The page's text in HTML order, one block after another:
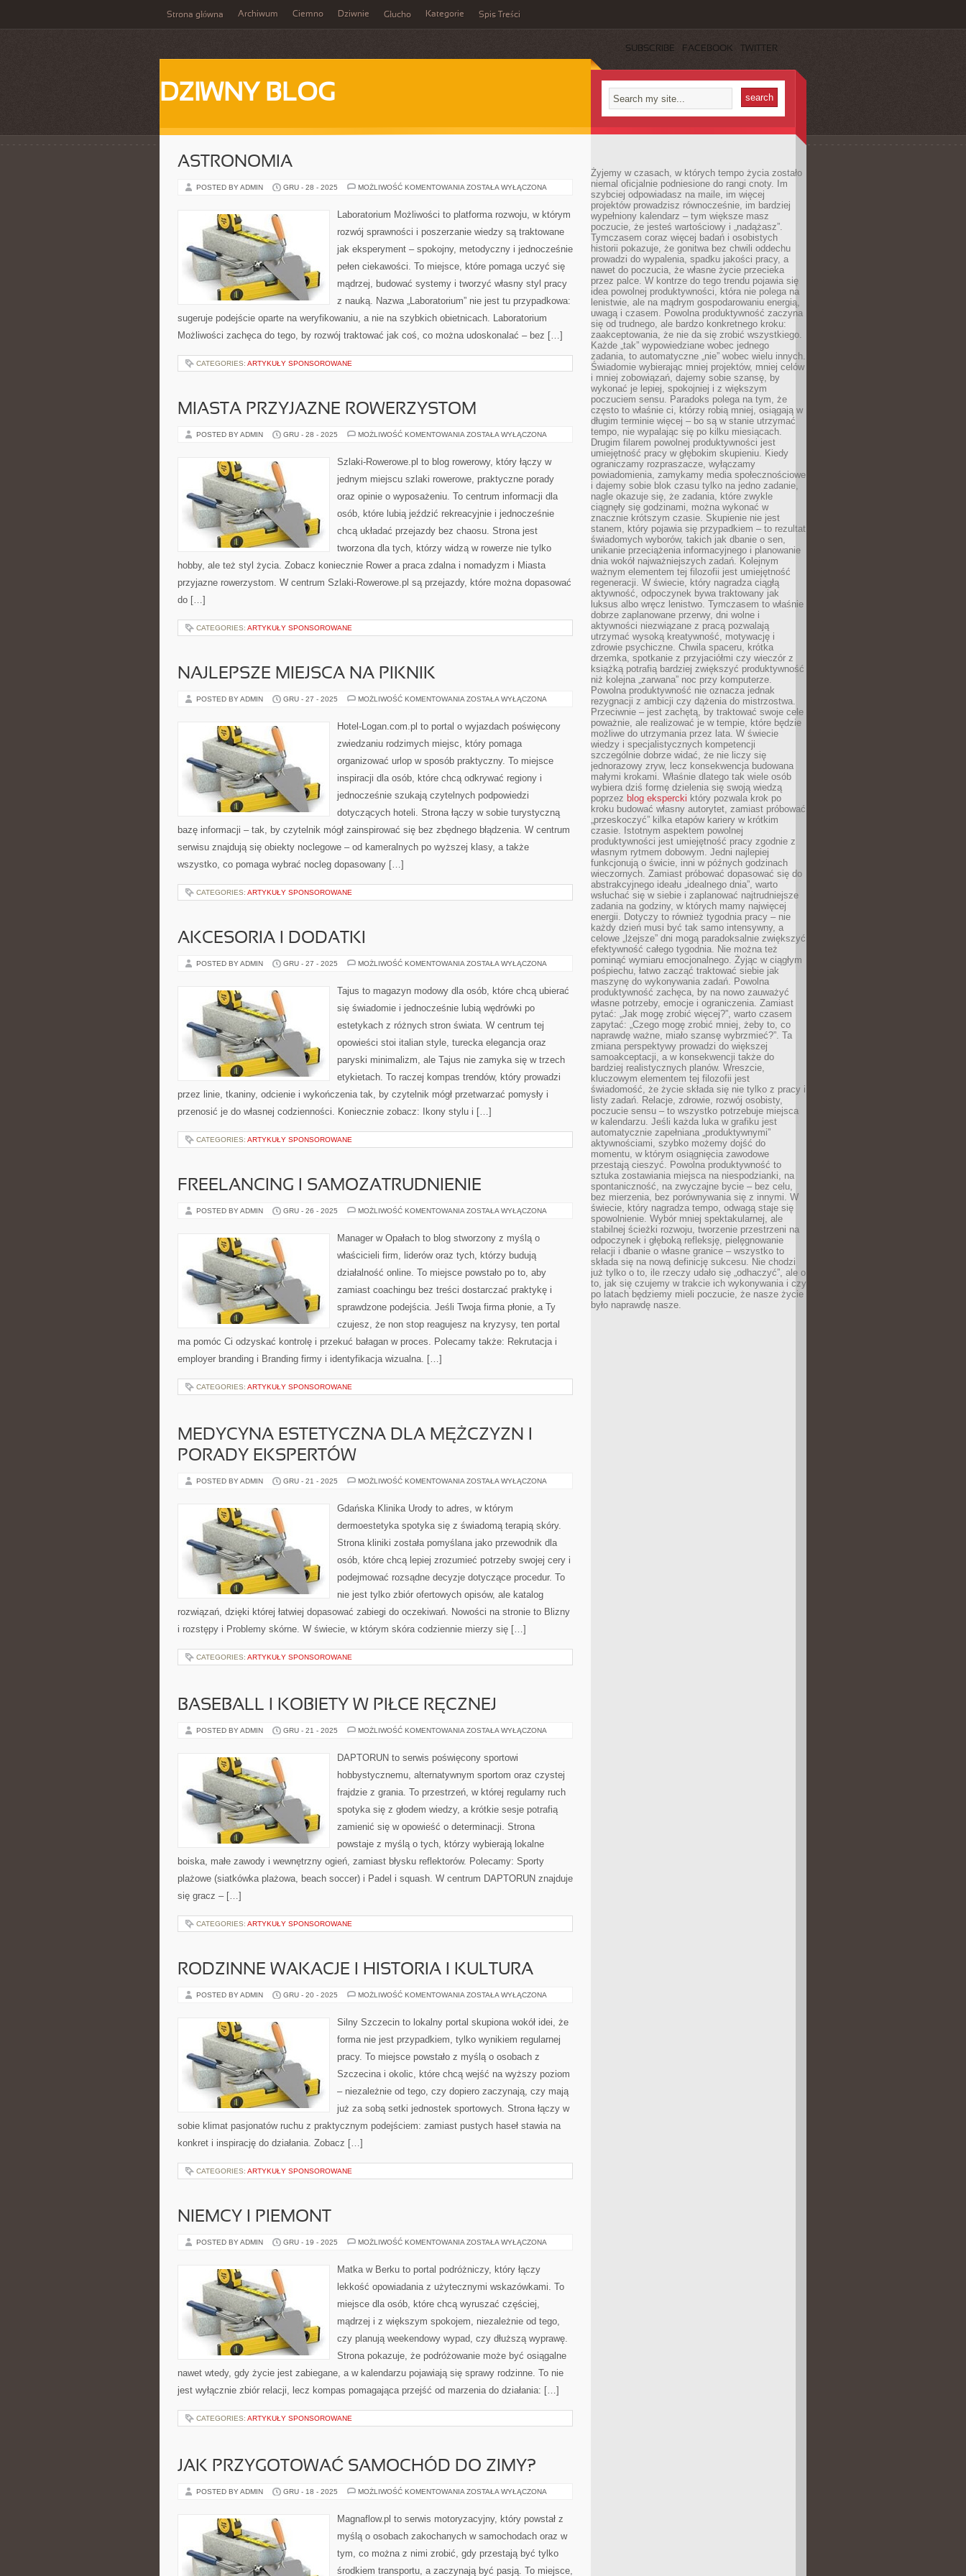
Strona główna Archiwum Ciemno Dziwnie Głucho Kategorie Spis Treści
SUBSCRIBE FACEBOOK TWITTER
DZIWNY BLOG
ASTRONOMIA
POSTED BY ADMIN GRU - 28 - 2025 MOŻLIWOŚĆ KOMENTOWANIA ASTRONOMIA
ZOSTAŁA WYŁĄCZONA
Laboratorium Możliwości to platforma rozwoju, w którym
rozwój sprawności i poszerzanie wiedzy są traktowane
jak eksperyment – spokojny, metodyczny i jednocześnie
pełen ciekawości. To miejsce, które pomaga uczyć się
mądrzej, budować systemy i tworzyć własny styl pracy
z nauką. Nazwa „Laboratorium” nie jest tu przypadkowa:
sugeruje podejście oparte na weryfikowaniu, a nie na szybkich obietnicach. Laboratorium
Możliwości zachęca do tego, by rozwój traktować jak coś, co można udoskonalać – bez […]
CATEGORIES: ARTYKUŁY SPONSOROWANE
MIASTA PRZYJAZNE ROWERZYSTOM
POSTED BY ADMIN GRU - 28 - 2025 MOŻLIWOŚĆ KOMENTOWANIA MIASTA
ZOSTAŁA WYŁĄCZONA
Szlaki-Rowerowe.pl to blog rowerowy, który łączy w
jednym miejscu szlaki rowerowe, praktyczne porady
oraz opinie o wyposażeniu. To centrum informacji dla
osób, które lubią jeździć rekreacyjnie i jednocześnie
chcą układać przejazdy bez chaosu. Strona jest
tworzona dla tych, którzy widzą w rowerze nie tylko
hobby, ale też styl życia. Zobacz koniecznie Rower a praca zdalna i nomadyzm i Miasta
przyjazne rowerzystom. W centrum Szlaki-Rowerowe.pl są przejazdy, które można dopasować
do […]
CATEGORIES: ARTYKUŁY SPONSOROWANE
NAJLEPSZE MIEJSCA NA PIKNIK
POSTED BY ADMIN GRU - 27 - 2025 MOŻLIWOŚĆ KOMENTOWANIA NAJLEPSZE
PIKNIK
ZOSTAŁA WYŁĄCZONA
Hotel-Logan.com.pl to portal o wyjazdach poświęcony
zwiedzaniu rodzimych miejsc, który pomaga
organizować urlop w sposób praktyczny. To miejsce
inspiracji dla osób, które chcą odkrywać regiony i
jednocześnie szukają czytelnych podpowiedzi
dotyczących hoteli. Strona łączy w sobie turystyczną
bazę informacji – tak, by czytelnik mógł zainspirować się bez zbędnego błądzenia. W centrum
serwisu znajdują się obiekty noclegowe – od kameralnych po wyższej klasy, a także
wszystko, co pomaga wybrać nocleg dopasowany […]
CATEGORIES: ARTYKUŁY SPONSOROWANE
AKCESORIA I DODATKI
POSTED BY ADMIN GRU - 27 - 2025 MOŻLIWOŚĆ KOMENTOWANIA AKCESORIA
ZOSTAŁA WYŁĄCZONA
Tajus to magazyn modowy dla osób, które chcą ubierać
się świadomie i jednocześnie lubią wędrówki po
estetykach z różnych stron świata. W centrum tej
opowieści stoi italian style, turecka elegancja oraz
paryski minimalizm, ale Tajus nie zamyka się w trzech
etykietach. To raczej kompas trendów, który prowadzi
przez linie, tkaniny, odcienie i wykończenia tak, by czytelnik mógł przetwarzać pomysły i
przenosić je do własnej codzienności. Koniecznie zobacz: Ikony stylu i […]
CATEGORIES: ARTYKUŁY SPONSOROWANE
FREELANCING I SAMOZATRUDNIENIE
POSTED BY ADMIN GRU - 26 - 2025 MOŻLIWOŚĆ KOMENTOWANIA FREELANCING
ZOSTAŁA WYŁĄCZONA
Manager w Opałach to blog stworzony z myślą o
właścicieli firm, liderów oraz tych, którzy budują
działalność online. To miejsce powstało po to, aby
zamiast coachingu bez treści dostarczać praktykę i
sprawdzone podejścia. Jeśli Twoja firma płonie, a Ty
czujesz, że non stop reagujesz na kryzysy, ten portal
ma pomóc Ci odzyskać kontrolę i przekuć bałagan w proces. Polecamy także: Rekrutacja i
employer branding i Branding firmy i identyfikacja wizualna. […]
CATEGORIES: ARTYKUŁY SPONSOROWANE
MEDYCYNA ESTETYCZNA DLA MĘŻCZYZN I
PORADY EKSPERTÓW
POSTED BY ADMIN GRU - 21 - 2025 MOŻLIWOŚĆ KOMENTOWANIA MEDYCYNA
MĘŻCZYZN
I
EKSPERTÓW
ZOSTAŁA WYŁĄCZONA
Gdańska Klinika Urody to adres, w którym
dermoestetyka spotyka się z świadomą terapią skóry.
Strona kliniki została pomyślana jako przewodnik dla
osób, które chcą lepiej zrozumieć potrzeby swojej cery i
podejmować rozsądne decyzje dotyczące procedur. To
nie jest tylko zbiór ofertowych opisów, ale katalog
rozwiązań, dzięki której łatwiej dopasować zabiegi do oczekiwań. Nowości na stronie to Blizny
i rozstępy i Problemy skórne. W świecie, w którym skóra codziennie mierzy się […]
CATEGORIES: ARTYKUŁY SPONSOROWANE
BASEBALL I KOBIETY W PIŁCE RĘCZNEJ
POSTED BY ADMIN GRU - 21 - 2025 MOŻLIWOŚĆ KOMENTOWANIA BASEBALL
PIŁCE
ZOSTAŁA WYŁĄCZONA
DAPTORUN to serwis poświęcony sportowi
hobbystycznemu, alternatywnym sportom oraz czystej
frajdzie z grania. To przestrzeń, w której regularny ruch
spotyka się z głodem wiedzy, a krótkie sesje potrafią
zamienić się w opowieść o determinacji. Strona
powstaje z myślą o tych, którzy wybierają lokalne
boiska, małe zawody i wewnętrzny ogień, zamiast błysku reflektorów. Polecamy: Sporty
plażowe (siatkówka plażowa, beach soccer) i Padel i squash. W centrum DAPTORUN znajduje
się gracz – […]
CATEGORIES: ARTYKUŁY SPONSOROWANE
RODZINNE WAKACJE I HISTORIA I KULTURA
POSTED BY ADMIN GRU - 20 - 2025 MOŻLIWOŚĆ KOMENTOWANIA RODZINNE
HISTORIA
I
ZOSTAŁA WYŁĄCZONA
Silny Szczecin to lokalny portal skupiona wokół idei, że
forma nie jest przypadkiem, tylko wynikiem regularnej
pracy. To miejsce powstało z myślą o osobach z
Szczecina i okolic, które chcą wejść na wyższy poziom
– niezależnie od tego, czy dopiero zaczynają, czy mają
już za sobą setki jednostek sportowych. Strona łączy w
sobie klimat pasjonatów ruchu z praktycznym podejściem: zamiast pustych haseł stawia na
konkret i inspirację do działania. Zobacz […]
CATEGORIES: ARTYKUŁY SPONSOROWANE
NIEMCY I PIEMONT
POSTED BY ADMIN GRU - 19 - 2025 MOŻLIWOŚĆ KOMENTOWANIA NIEMCY
ZOSTAŁA WYŁĄCZONA
Matka w Berku to portal podróżniczy, który łączy
lekkość opowiadania z użytecznymi wskazówkami. To
miejsce dla osób, które chcą wyruszać częściej,
mądrzej i z większym spokojem, niezależnie od tego,
czy planują weekendowy wypad, czy dłuższą wyprawę.
Strona pokazuje, że podróżowanie może być osiągalne
nawet wtedy, gdy życie jest zabiegane, a w kalendarzu pojawiają się sprawy rodzinne. To nie
jest wyłącznie zbiór relacji, lecz kompas pomagająca przejść od marzenia do działania: […]
CATEGORIES: ARTYKUŁY SPONSOROWANE
JAK PRZYGOTOWAĆ SAMOCHÓD DO ZIMY?
POSTED BY ADMIN GRU - 18 - 2025 MOŻLIWOŚĆ KOMENTOWANIA JAK
ZIMY?
ZOSTAŁA WYŁĄCZONA
Magnaflow.pl to serwis motoryzacyjny, który powstał z
myślą o osobach zakochanych w samochodach oraz w
tym, co można z nimi zrobić, gdy przestają być tylko
środkiem transportu, a zaczynają być pasją. To miejsce,
Żyjemy w czasach, w których tempo życia zostało
niemal oficjalnie podniesione do rangi cnoty. Im
szybciej odpowiadasz na maile, im więcej
projektów prowadzisz równocześnie, im bardziej
wypełniony kalendarz – tym większe masz
poczucie, że jesteś wartościowy i „nadążasz”.
Tymczasem coraz więcej badań i osobistych
historii pokazuje, że gonitwa bez chwili oddechu
prowadzi do wypalenia, spadku jakości pracy, a
nawet do poczucia, że własne życie przecieka
przez palce. W kontrze do tego trendu pojawia się
idea powolnej produktywności, która nie polega na
lenistwie, ale na mądrym gospodarowaniu energią,
uwagą i czasem. Powolna produktywność zaczyna
się od trudnego, ale bardzo konkretnego kroku:
zaakceptowania, że nie da się zrobić wszystkiego.
Każde „tak” wypowiedziane wobec jednego
zadania, to automatyczne „nie” wobec wielu innych.
Świadomie wybierając mniej projektów, mniej celów
i mniej zobowiązań, dajemy sobie szansę, by
wykonać je lepiej, spokojniej i z większym
poczuciem sensu. Paradoks polega na tym, że
często to właśnie ci, którzy robią mniej, osiągają w
długim terminie więcej – bo są w stanie utrzymać
tempo, nie wypalając się po kilku miesiącach.
Drugim filarem powolnej produktywności jest
umiejętność pracy w głębokim skupieniu. Kiedy
ograniczamy rozpraszacze, wyłączamy
powiadomienia, zamykamy media społecznościowe
i dajemy sobie blok czasu tylko na jedno zadanie,
nagle okazuje się, że zadania, które zwykle
ciągnęły się godzinami, można wykonać w
znacznie krótszym czasie. Skupienie nie jest
stanem, który pojawia się przypadkiem – to rezultat
świadomych wyborów, takich jak dbanie o sen,
unikanie przeciążenia informacyjnego i planowanie
dnia wokół najważniejszych zadań. Kolejnym
ważnym elementem tej filozofii jest umiejętność
regeneracji. W świecie, który nagradza ciągłą
aktywność, odpoczynek bywa traktowany jak
luksus albo wręcz lenistwo. Tymczasem to właśnie
dobrze zaplanowane przerwy, dni wolne i
aktywności niezwiązane z pracą pozwalają
utrzymać wysoką kreatywność, motywację i
zdrowie psychiczne. Chwila spaceru, krótka
drzemka, spotkanie z przyjaciółmi czy wieczór z
książką potrafią bardziej zwiększyć produktywność
niż kolejna „zarwana” noc przy komputerze.
Powolna produktywność nie oznacza jednak
rezygnacji z ambicji czy dążenia do mistrzostwa.
Przeciwnie – jest zachętą, by traktować swoje cele
poważnie, ale realizować je w tempie, które będzie
możliwe do utrzymania przez lata. W świecie
wiedzy i specjalistycznych kompetencji
szczególnie dobrze widać, że nie liczy się
jednorazowy zryw, lecz konsekwencja budowana
małymi krokami. Właśnie dlatego tak wiele osób
wybiera dziś formę dzielenia się swoją wiedzą
poprzez blog ekspercki który pozwala krok po
kroku budować własny autorytet, zamiast próbować
„przeskoczyć” kilka etapów kariery w krótkim
czasie. Istotnym aspektem powolnej
produktywności jest umiejętność pracy zgodnie z
własnym rytmem dobowym. Jedni najlepiej
funkcjonują o świcie, inni w późnych godzinach
wieczornych. Zamiast próbować dopasować się do
abstrakcyjnego ideału „idealnego dnia”, warto
wsłuchać się w siebie i zaplanować najtrudniejsze
zadania na godziny, w których mamy najwięcej
energii. Dotyczy to również tygodnia pracy – nie
każdy dzień musi być tak samo intensywny, a
celowe „lżejsze” dni mogą paradoksalnie zwiększyć
efektywność całego tygodnia. Nie można też
pominąć wymiaru emocjonalnego. Żyjąc w ciągłym
pośpiechu, łatwo zacząć traktować siebie jak
maszynę do wykonywania zadań. Powolna
produktywność zachęca, by na nowo zauważyć
własne potrzeby, emocje i ograniczenia. Zamiast
pytać: „Jak mogę zrobić więcej?”, warto czasem
zapytać: „Czego mogę zrobić mniej, żeby to, co
naprawdę ważne, miało szansę wybrzmieć?”. Ta
zmiana perspektywy prowadzi do większej
samoakceptacji, a w konsekwencji także do
bardziej realistycznych planów. Wreszcie,
kluczowym elementem tej filozofii jest
świadomość, że życie składa się nie tylko z pracy i
listy zadań. Relacje, zdrowie, rozwój osobisty,
poczucie sensu – to wszystko potrzebuje miejsca
w kalendarzu. Jeśli każda luka w grafiku jest
automatycznie zapełniana „produktywnymi”
aktywnościami, szybko możemy dojść do
momentu, w którym osiągnięcia zawodowe
przestają cieszyć. Powolna produktywność to
sztuka zostawiania miejsca na niespodzianki, na
spontaniczność, na zwyczajne bycie – bez celu,
bez mierzenia, bez porównywania się z innymi. W
świecie, który nagradza tempo, odwagą staje się
spowolnienie. Wybór mniej spektakularnej, ale
stabilnej ścieżki rozwoju, tworzenie przestrzeni na
odpoczynek i głęboką refleksję, pielęgnowanie
relacji i dbanie o własne granice – wszystko to
składa się na nową definicję sukcesu. Nie chodzi
już tylko o to, ile rzeczy udało się „odhaczyć”, ale o
to, jak się czujemy w trakcie ich wykonywania i czy
po latach będziemy mieli poczucie, że nasze życie
było naprawdę nasze.